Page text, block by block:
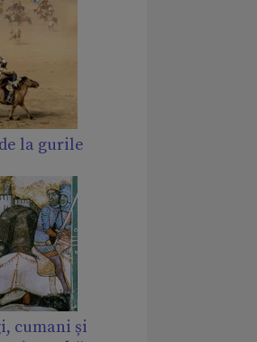
la gurile
cumani și